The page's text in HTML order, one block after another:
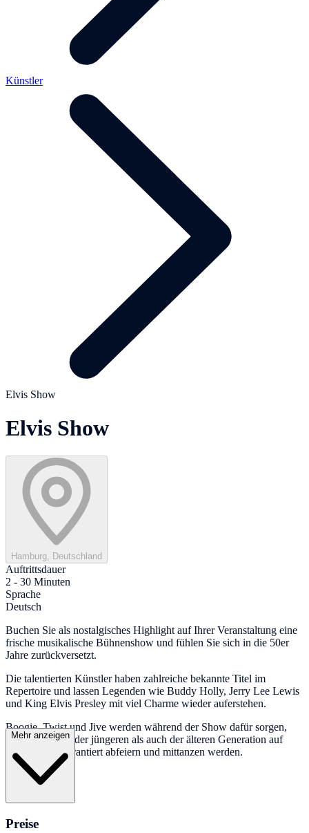
Künstler
Elvis Show
Elvis Show
Hamburg, Deutschland
Auftrittsdauer
2 - 30 Minuten
Sprache
Deutsch
Buchen Sie als nostalgisches Highlight auf Ihrer Veranstaltung eine
frische musikalische Bühnenshow und fühlen Sie sich in die 50er
Jahre zurückversetzt.
Die talentierten Künstler haben zahlreiche bekannte Titel im
Repertoire und lassen Legenden wie Buddy Holly, Jerry Lee Lewis
und King Elvis Presley mit viel Charme wieder auferstehen.
Boogie, Twist und Jive werden während der Show dafür sorgen,
dass Ihre Gäste der jüngeren als auch der älteren Generation auf
Ihrem Event garantiert abfeiern und mittanzen werden.
Mehr anzeigen
Preise